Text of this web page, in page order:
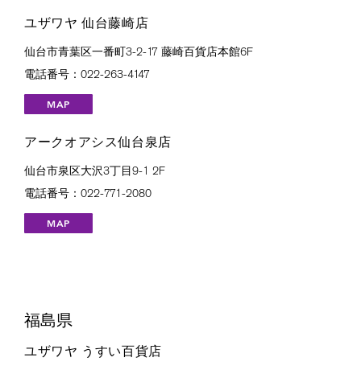
ユザワヤ 仙台藤崎店
仙台市青葉区一番町3-2-17 藤崎百貨店本館6F
電話番号：022-263-4147
MAP
アークオアシス仙台泉店
仙台市泉区大沢3丁目9-1 2F
電話番号：022-771-2080
MAP
福島県
ユザワヤ うすい百貨店